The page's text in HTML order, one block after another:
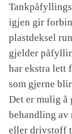
igjen gir
plastdeksel
gjelder
har ekstra lett
som gjerne
Det er mulig å
behandling av
eller drivstoff